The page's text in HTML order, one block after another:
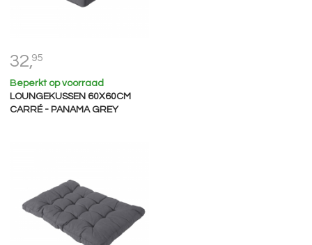
32,95
Beperkt op voorraad
LOUNGEKUSSEN 60X60CM
CARRÉ - PANAMA GREY